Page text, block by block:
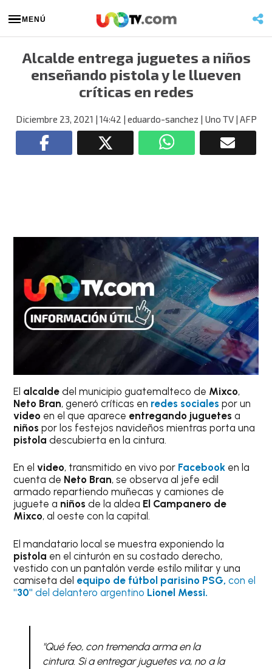
MENÚ
Alcalde entrega juguetes a niños
enseñando pistola y le llueven
críticas en redes
Diciembre 23, 2021 | 14:42 | eduardo-sanchez | Uno TV | AFP
El alcaldedel municipio guatemalteco de Mixco,
Neto Bran, generó críticas en redes socialespor un
video en el que aparece entregando juguetes a
niñospor los festejos navideños mientras porta una
pistola descubierta en la cintura.
En elvideo, transmitido en vivo por Facebook en la
cuenta de Neto Bran, se observa al jefe edil
armado repartiendo muñecas y camiones de
juguete a niños de la aldea El Campanero de
Mixco, al oeste con la capital.
El mandatario local se muestra exponiendo la
pistola en el cinturón en su costado derecho,
vestido con un pantalón verde estilo militar y una
camiseta del equipo de fútbol parisino PSG, con el
"30" del delantero argentino Lionel Messi.
"Qué feo, con tremenda arma en la
cintura. Si a entregar juguetes va, no a la